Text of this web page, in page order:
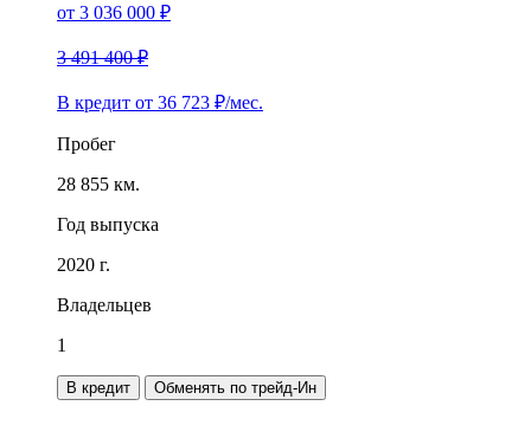
от 3 036 000 ₽
3 491 400 ₽
В кредит от 36 723 ₽/мес.
Пробег
28 855 км.
Год выпуска
2020 г.
Владельцев
1
В кредит Обменять по трейд-Ин